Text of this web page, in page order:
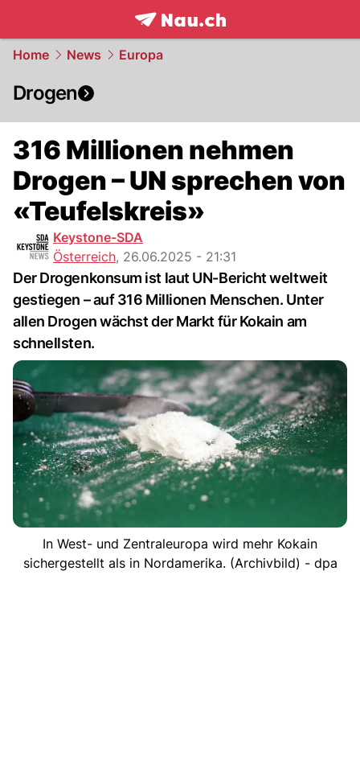
frontpage.NAU.ch
Home News Europa
Drogen
316 Millionen nehmen
Drogen – UN sprechen von
«Teufelskreis»
Keystone-SDA
Österreich, 26.06.2025 - 21:31
Der Drogenkonsum ist laut UN-Bericht weltweit
gestiegen – auf 316 Millionen Menschen. Unter
allen Drogen wächst der Markt für Kokain am
schnellsten.
In West- und Zentraleuropa wird mehr Kokain
sichergestellt als in Nordamerika. (Archivbild) - dpa